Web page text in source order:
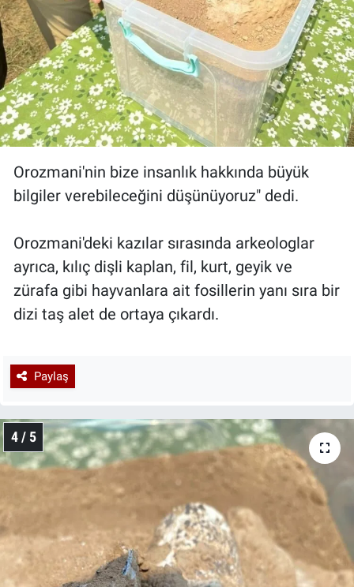
Orozmani'nin bize insanlık hakkında büyük
bilgiler verebileceğini düşünüyoruz" dedi.
Orozmani'deki kazılar sırasında arkeologlar
ayrıca, kılıç dişli kaplan, fil, kurt, geyik ve
zürafa gibi hayvanlara ait fosillerin yanı sıra bir
dizi taş alet de ortaya çıkardı.
Paylaş
4 / 5